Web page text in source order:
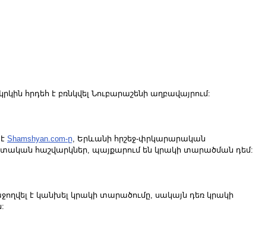
հրդեհ է բռնկվել Նուբարաշենի աղբավայրում:
Shamshyan.com-ը , Երևանի հրշեջ-փրկարարական
հաշվարկներ, պայքարում են կրակի տարածման դեմ:
է կանխել կրակի տարածումը, սակայն դեռ կրակի